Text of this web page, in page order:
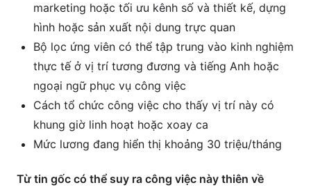
marketing hoặc tối ưu kênh số và thiết kế, dựng
hình hoặc sản xuất nội dung trực quan
Bộ lọc ứng viên có thể tập trung vào kinh nghiệm
thực tế ở vị trí tương đương và tiếng Anh hoặc
ngoại ngữ phục vụ công việc
Cách tổ chức công việc cho thấy vị trí này có
khung giờ linh hoạt hoặc xoay ca
Mức lương đang hiển thị khoảng 30 triệu/tháng
Từ tin gốc có thể suy ra công việc này thiên về